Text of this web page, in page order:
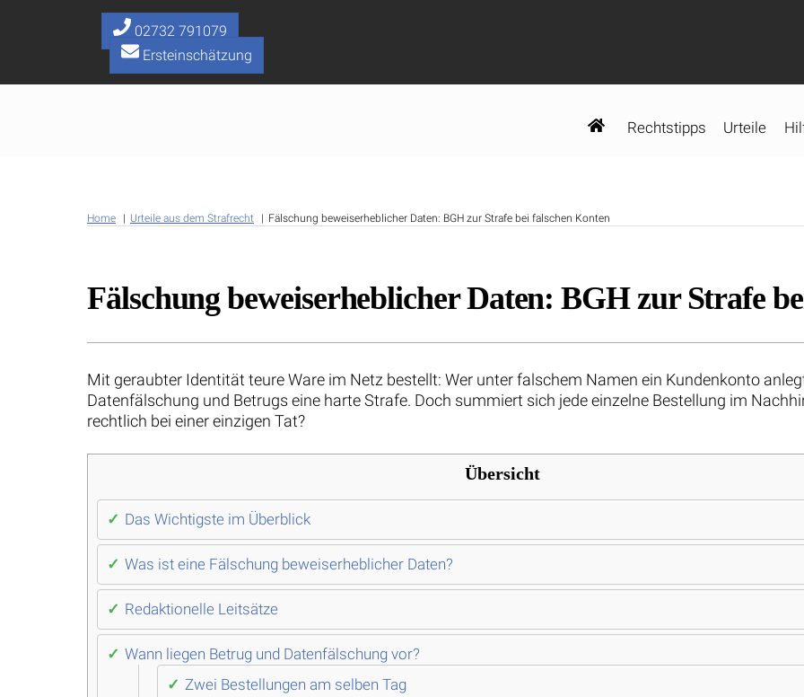
02732 791079
Ersteinschätzung
Rechtstipps Urteile
Home Urteile aus dem Strafrecht Fälschung beweiserheblicher Daten: BGH zur Strafe bei falschen Konten
Fälschung beweiserheblicher Daten: BGH zur Strafe
Mit geraubter Identität teure Ware im Netz bestellt: Wer unter falschem Namen ein Kundenkonto
Datenfälschung und Betrugs eine harte Strafe. Doch summiert sich jede einzelne Bestellung im
rechtlich bei einer einzigen Tat?
Übersicht
Das Wichtigste im Überblick
Was ist eine Fälschung beweiserheblicher Daten?
Redaktionelle Leitsätze
Wann liegen Betrug und Datenfälschung vor?
Zwei Bestellungen am selben Tag